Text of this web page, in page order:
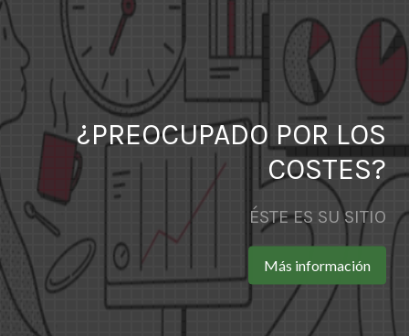
¿PREOCUPADO POR LOS
COSTES?
ÉSTE ES SU SITIO
Más información